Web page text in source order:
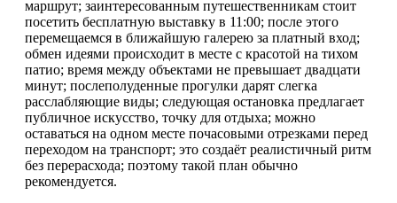
маршрут; заинтересованным путешественникам стоит
посетить бесплатную выставку в 11:00; после этого
перемещаемся в ближайшую галерею за платный вход;
обмен идеями происходит в месте с красотой на тихом
патио; время между объектами не превышает двадцати
минут; послеполуденные прогулки дарят слегка
расслабляющие виды; следующая остановка предлагает
публичное искусство, точку для отдыха; можно
оставаться на одном месте почасовыми отрезками перед
переходом на транспорт; это создаёт реалистичный ритм
без перерасхода; поэтому такой план обычно
рекомендуется.